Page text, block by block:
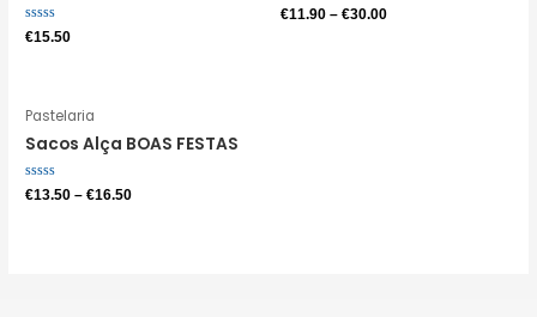
Avaliação
0
€15.50
Avaliação
0
€11.90 – €30.00
Pastelaria
Sacos Alça BOAS FESTAS
Avaliação
0
€13.50 –€16.50